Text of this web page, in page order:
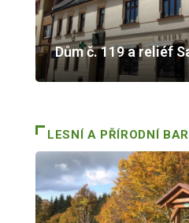
Dům č. 119 a reliéf
LESNÍ A PŘÍRODNÍ